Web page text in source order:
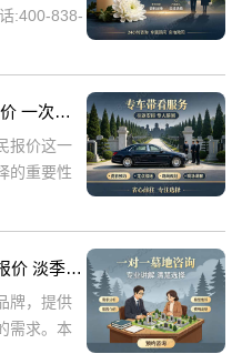
:400-838-
园之一，
“中华永久陵园入门款墓碑亲民报价 一次性付清享折上折：超值优惠与便捷选择的完美结合”
报价这一
的重要性
对逝者
中华永久陵园多款单人墓碑完整报价 淡季下单直降数千元详解
牌，提供
需求。本
碑的完